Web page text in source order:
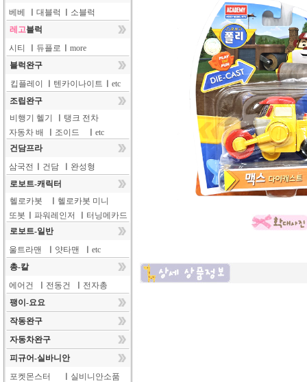
베베
대블럭
소블럭
레고블럭
시티
듀플로
more
블럭완구
킵플레이
텐카이나이트
etc
조립완구
비행기 헬기
탱크 전차
자동차 배
조이드
etc
건담프라
삼국전
건담
완성형
로보트-캐릭터
헬로카봇
헬로카봇 미니
또봇
파워레인저
터닝메카드
로보트-일반
울트라맨
얏타맨
etc
총-칼
에어건
전동건
전자총
팽이-요요
작동완구
자동차완구
피규어-실바니안
포켓몬스터
실비니안소품